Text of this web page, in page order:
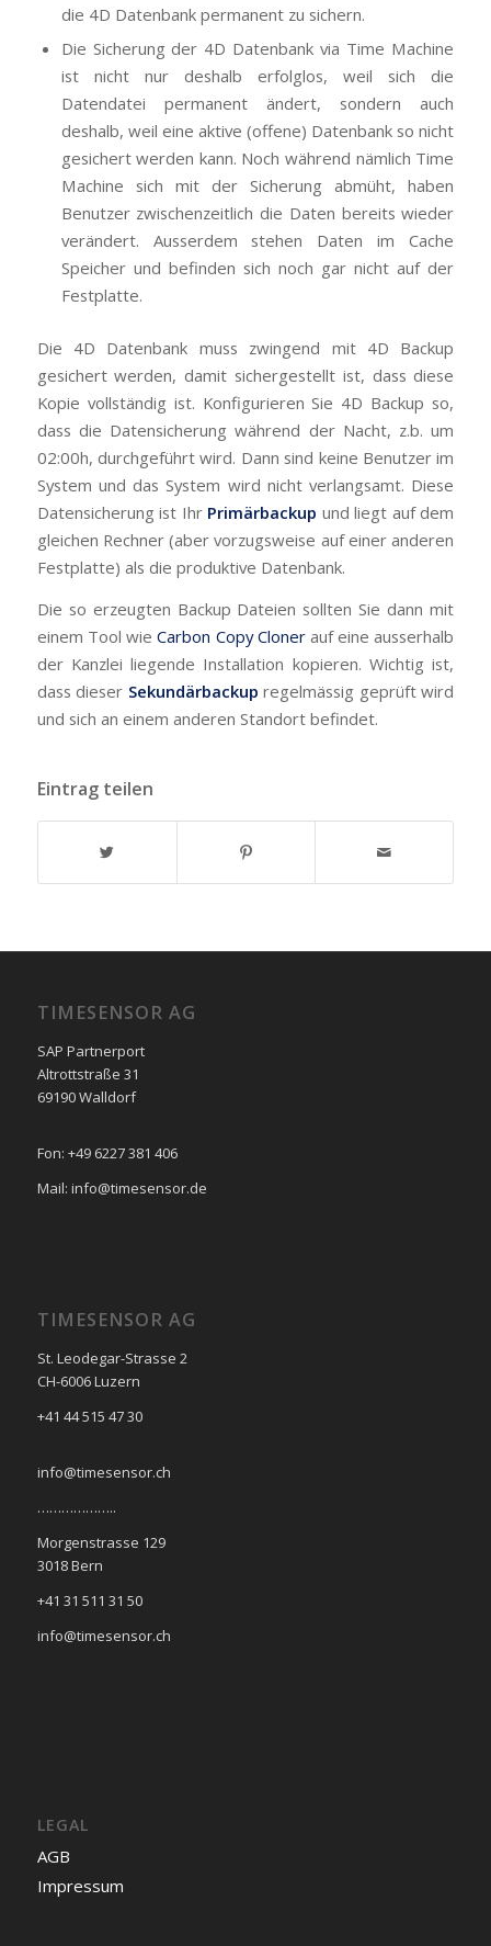
die 4D Datenbank permanent zu sichern.
Die Sicherung der 4D Datenbank via Time Machine
ist nicht nur deshalb erfolglos, weil sich die
Datendatei permanent ändert, sondern auch
deshalb, weil eine aktive (offene) Datenbank so nicht
gesichert werden kann. Noch während nämlich Time
Machine sich mit der Sicherung abmüht, haben
Benutzer zwischenzeitlich die Daten bereits wieder
verändert. Ausserdem stehen Daten im Cache
Speicher und befinden sich noch gar nicht auf der
Festplatte.
Die 4D Datenbank muss zwingend mit 4D Backup
gesichert werden, damit sichergestellt ist, dass diese
Kopie vollständig ist. Konfigurieren Sie 4D Backup so,
dass die Datensicherung während der Nacht, z.b. um
02:00h, durchgeführt wird. Dann sind keine Benutzer im
System und das System wird nicht verlangsamt. Diese
Datensicherung ist Ihr Primärbackup und liegt auf dem
gleichen Rechner (aber vorzugsweise auf einer anderen
Festplatte) als die produktive Datenbank.
Die so erzeugten Backup Dateien sollten Sie dann mit
einem Tool wieCarbon Copy Clonerauf eine ausserhalb
der Kanzlei liegende Installation kopieren. Wichtig ist,
dass dieser Sekundärbackup regelmässig geprüft wird
und sich an einem anderen Standort befindet.
Eintrag teilen
TIMESENSOR AG
SAP Partnerport
Altrottstraße 31
69190 Walldorf
Fon: +49 6227 381 406
Mail: info@timesensor.de
TIMESENSOR AG
St. Leodegar-Strasse 2
CH-6006 Luzern
+41 44 515 47 30
info@timesensor.ch
………………..
Morgenstrasse 129
3018 Bern
+41 31 511 31 50
info@timesensor.ch
LEGAL
AGB
Impressum